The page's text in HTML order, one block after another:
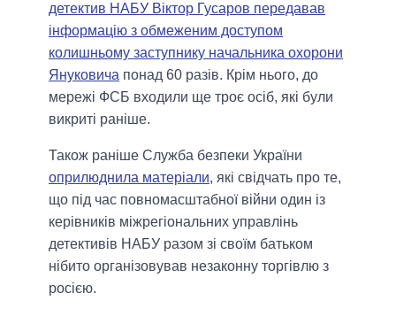
детектив НАБУ Віктор Гусаров передавав
інформацію з обмеженим доступом
колишньому заступнику начальника охорони
Януковича понад 60 разів. Крім нього, до
мережі ФСБ входили ще троє осіб, які були
викриті раніше.
Також раніше Служба безпеки України
оприлюднила матеріали, які свідчать про те,
що під час повномасштабної війни один із
керівників міжрегіональних управлінь
детективів НАБУ разом зі своїм батьком
нібито організовував незаконну торгівлю з
росією.